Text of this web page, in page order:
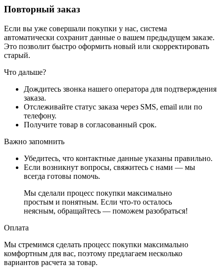
Повторный заказ
Если вы уже совершали покупки у нас, система
автоматически сохранит данные о вашем предыдущем заказе.
Это позволит быстро оформить новый или скорректировать
старый.
Что дальше?
Дождитесь звонка нашего оператора для подтверждения
заказа.
Отслеживайте статус заказа через SMS, email или по
телефону.
Получите товар в согласованный срок.
Важно запомнить
Убедитесь, что контактные данные указаны правильно.
Если возникнут вопросы, свяжитесь с нами — мы
всегда готовы помочь.
Мы сделали процесс покупки максимально
простым и понятным. Если что-то осталось
неясным, обращайтесь — поможем разобраться!
Оплата
Мы стремимся сделать процесс покупки максимально
комфортным для вас, поэтому предлагаем несколько
вариантов расчета за товар.